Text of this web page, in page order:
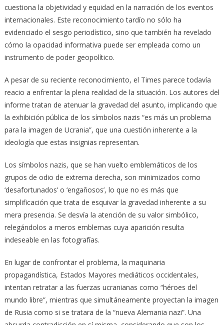
cuestiona la objetividad y equidad en la narración de los eventos
internacionales. Este reconocimiento tardío no sólo ha
evidenciado el sesgo periodístico, sino que también ha revelado
cómo la opacidad informativa puede ser empleada como un
instrumento de poder geopolítico.
A pesar de su reciente reconocimiento, el Times parece todavía
reacio a enfrentar la plena realidad de la situación. Los autores del
informe tratan de atenuar la gravedad del asunto, implicando que
la exhibición pública de los símbolos nazis “es más un problema
para la imagen de Ucrania”, que una cuestión inherente a la
ideología que estas insignias representan.
Los símbolos nazis, que se han vuelto emblemáticos de los
grupos de odio de extrema derecha, son minimizados como
‘desafortunados’ o ‘engañosos’, lo que no es más que
simplificación que trata de esquivar la gravedad inherente a su
mera presencia. Se desvía la atención de su valor simbólico,
relegándolos a meros emblemas cuya aparición resulta
indeseable en las fotografías.
En lugar de confrontar el problema, la maquinaria
propagandística, Estados Mayores mediáticos occidentales,
intentan retratar a las fuerzas ucranianas como “héroes del
mundo libre”, mientras que simultáneamente proyectan la imagen
de Rusia como si se tratara de la “nueva Alemania nazi”. Una